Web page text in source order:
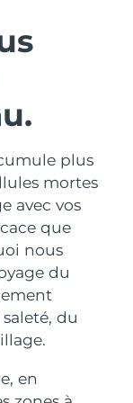
plus
mortes
avec vos
que
nous
du
du
en
go
device
therapy
dentaire
LED
16/08/2026
15/08/2026
10/08/2026
14/08/2026